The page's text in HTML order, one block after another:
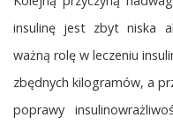
insulinę jest zbyt niska
ważną rolę w leczeniu
zbędnych kilogramów, a
poprawy